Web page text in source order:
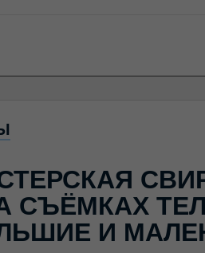
СЪЁМКАХ
И